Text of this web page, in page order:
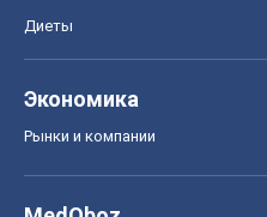
Диеты
Экономика
Рынки и компании